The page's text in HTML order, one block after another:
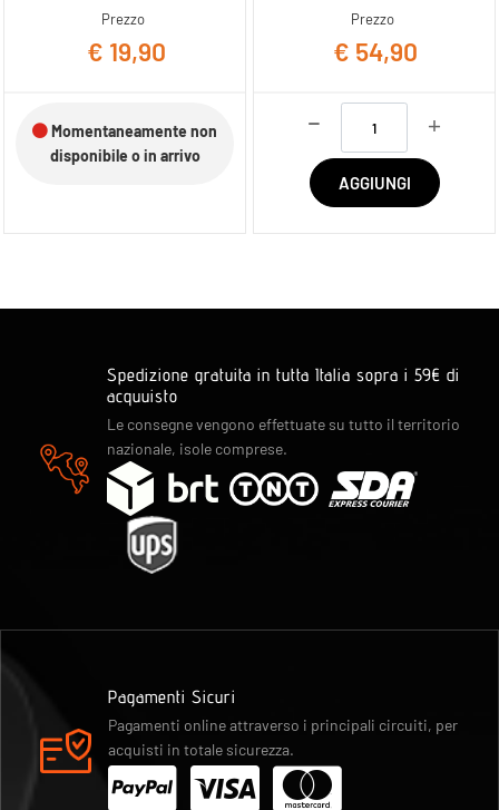
Prezzo
€ 19,90
Momentaneamente non
disponibile o in arrivo
Prezzo
€ 54,90
AGGIUNGI
Spedizione gratuita in tutta Italia sopra i 59€ di
acquuisto
Le consegne vengono effettuate su tutto il territorio
nazionale, isole comprese.
Pagamenti Sicuri
Pagamenti online attraverso i principali circuiti, per
acquisti in totale sicurezza.